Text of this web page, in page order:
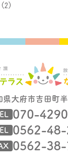
(2)
県大府市吉田町
070-
0562-48-
0562-38-